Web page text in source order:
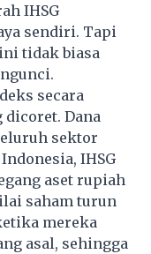
IHSG
sendiri. Tapi
tidak biasa
secara
dicoret. Dana
sektor
IHSG
aset rupiah
saham turun
mereka
asal, sehingga